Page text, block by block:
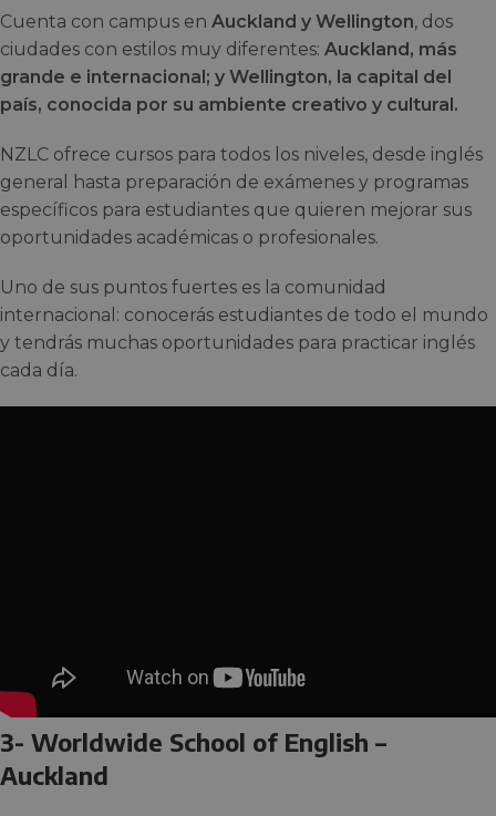
Cuenta con campus en Auckland y Wellington, dos
ciudades con estilos muy diferentes: Auckland, más
grande e internacional; y Wellington, la capital del
país, conocida por su ambiente creativo y cultural.
NZLC ofrece cursos para todos los niveles, desde inglés
general hasta preparación de exámenes y programas
específicos para estudiantes que quieren mejorar sus
oportunidades académicas o profesionales.
Uno de sus puntos fuertes es la comunidad
internacional: conocerás estudiantes de todo el mundo
y tendrás muchas oportunidades para practicar inglés
cada día.
3- Worldwide School of English –
Auckland